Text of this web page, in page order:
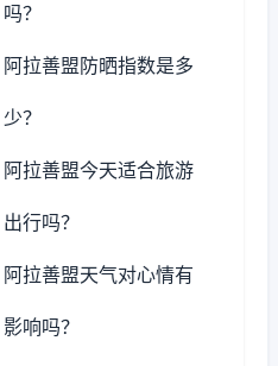
吗？
阿拉善盟防晒指数是多
少？
阿拉善盟今天适合旅游
出行吗？
阿拉善盟天气对心情有
影响吗？